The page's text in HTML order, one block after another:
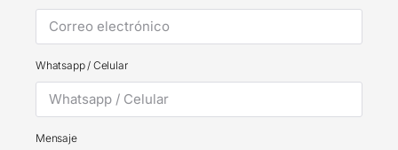
Whatsapp / Celular
Mensaje